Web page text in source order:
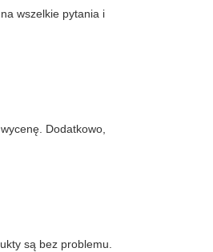
wszelkie pytania i
Dodatkowo,
są bez problemu.